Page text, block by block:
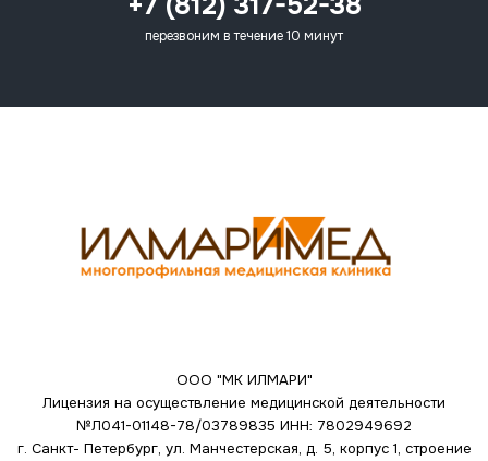
перезвоним в течение 10 минут
ООО "МК ИЛМАРИ"
Лицензия на осуществление медицинской деятельности
№Л041-01148-78/03789835 ИНН: 7802949692
г. Санкт- Петербург, ул. Манчестерская, д. 5, корпус 1, строение